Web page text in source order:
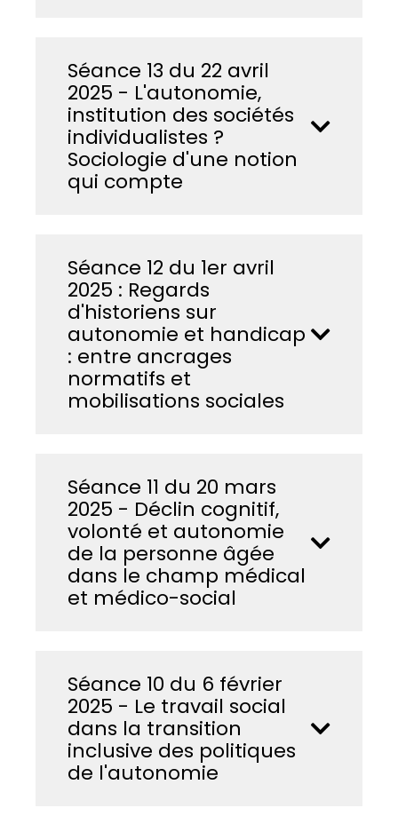
Séance 13 du 22 avril
2025 - L'autonomie,
institution des sociétés
individualistes ?
Sociologie d'une notion
qui compte
Séance 12 du 1er avril
2025 : Regards
d'historiens sur
autonomie et handicap
: entre ancrages
normatifs et
mobilisations sociales
Séance 11 du 20 mars
2025 - Déclin cognitif,
volonté et autonomie
de la personne âgée
dans le champ médical
et médico-social
Séance 10 du 6 février
2025 - Le travail social
dans la transition
inclusive des politiques
de l'autonomie